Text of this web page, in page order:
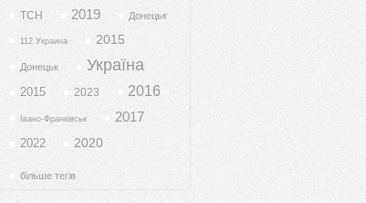
ТСН 2019 Донецьк
112 Украина 2015
Донецьк Україна
2015 2023 2016
Івано-Франківськ 2017
2022 2020
більше тегів